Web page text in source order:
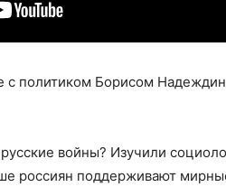
с политиком Борисом
войны? Изучили
россиян поддерживают